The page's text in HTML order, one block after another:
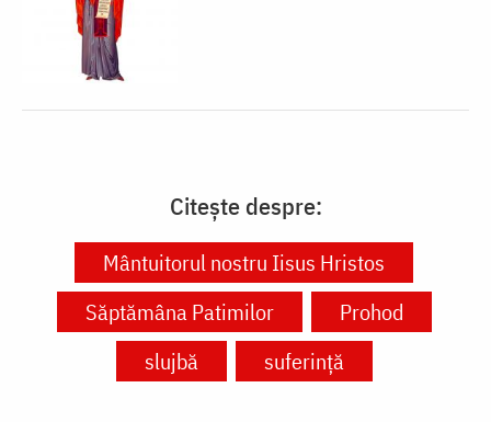
Citește despre:
Mântuitorul nostru Iisus Hristos
Săptămâna Patimilor
Prohod
slujbă
suferință